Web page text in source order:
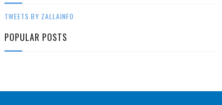
TWEETS BY ZALLAINFO
POPULAR POSTS